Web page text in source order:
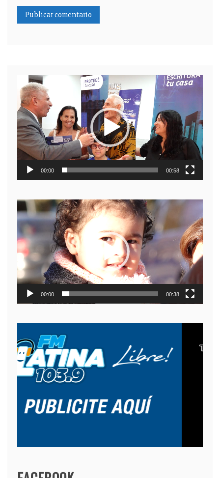
Reproductor
de
video
00:00 00:58
Reproductor
de
video
00:00 00:38